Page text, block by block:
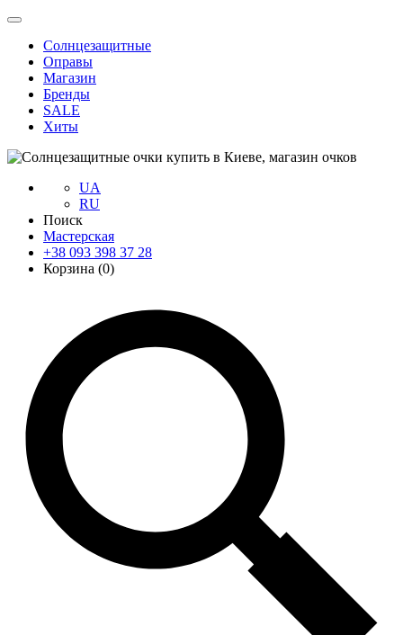
Солнцезащитные
Оправы
Магазин
Бренды
SALE
Хиты
UA
RU
Поиск
Мастерская
+38 093 398 37 28
Корзина (0)